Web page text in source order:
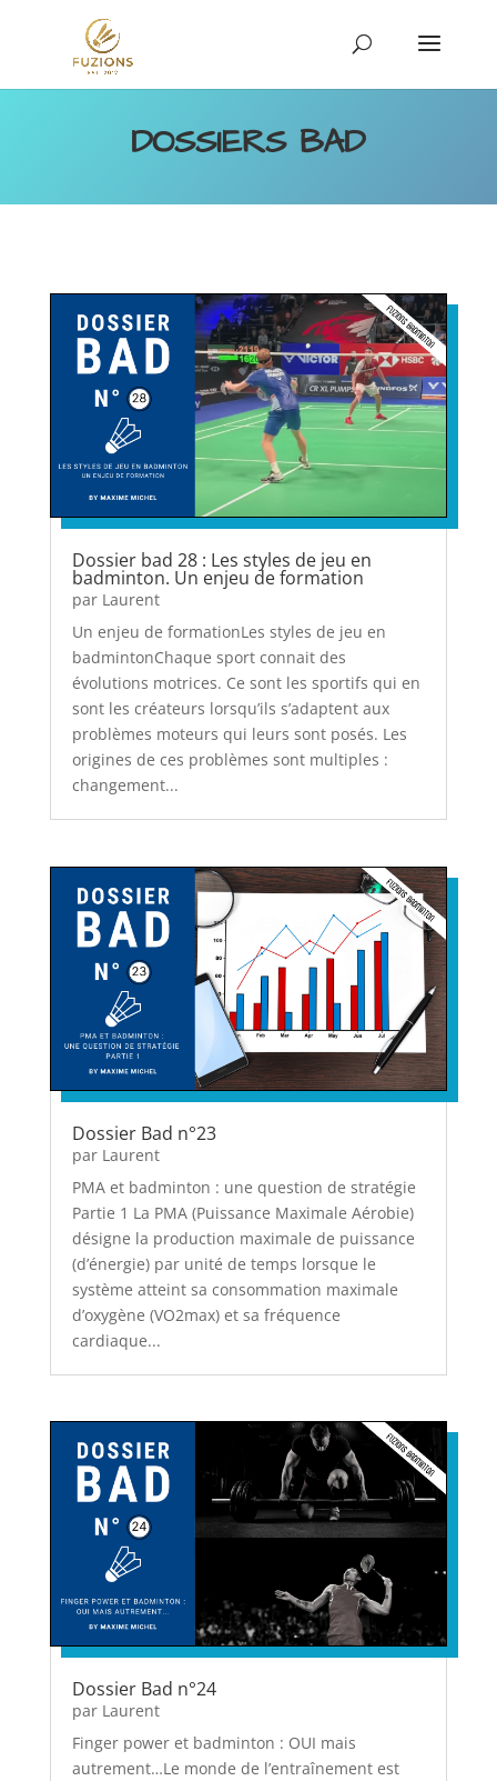
DOSSIERS BAD
Dossier bad 28 : Les styles de jeu en
badminton. Un enjeu de formation
par Laurent
Un enjeu de formationLes styles de jeu en
badmintonChaque sport connait des
évolutions motrices. Ce sont les sportifs qui en
sont les créateurs lorsqu’ils s’adaptent aux
problèmes moteurs qui leurs sont posés. Les
origines de ces problèmes sont multiples :
changement...
Dossier Bad n°23
par Laurent
PMA et badminton : une question de stratégie
Partie 1 La PMA (Puissance Maximale Aérobie)
désigne la production maximale de puissance
(d’énergie) par unité de temps lorsque le
système atteint sa consommation maximale
d’oxygène (VO2max) et sa fréquence
cardiaque...
Dossier Bad n°24
par Laurent
Finger power et badminton : OUI mais
autrement…Le monde de l’entraînement est